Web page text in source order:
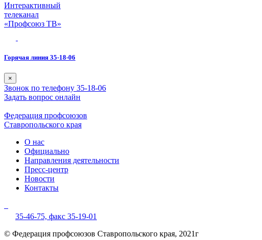
Интерактивный
телеканал
«Профсоюз ТВ»
Горячая линия 35-18-06
×
Звонок по телефону 35-18-06
Задать вопрос онлайн
Федерация профсоюзов
Ставропольского края
О нас
Официально
Направления деятельности
Пресс-центр
Новости
Контакты
35-46-75, факс 35-19-01
© Федерация профсоюзов Ставропольского края, 2021г